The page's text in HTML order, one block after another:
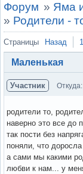
Форум » Яма
» Родители -
Страницы Назад 1
Маленькая
Участник
родители то,
наверно это все до
так пости без
поняли, что
а сами мы какими
любви к нам... у